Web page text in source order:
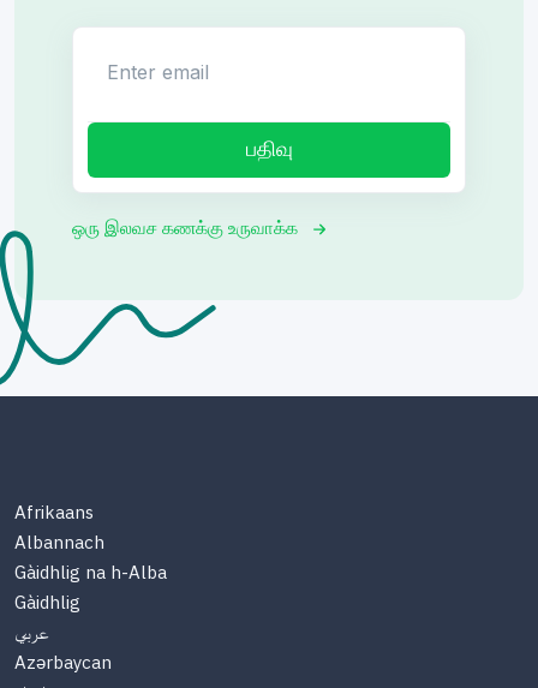
பதிவு
ஒரு இலவச கணக்கு உருவாக்க
Afrikaans
Albannach
Gàidhlig na h-Alba
Gàidhlig
عربي
Azərbaycan